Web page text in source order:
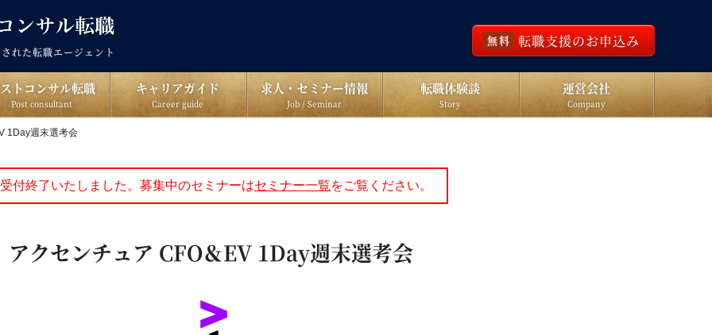
れた転職エージェント
無料 転職支援のお申込み
トコンサル転職
Post consultant
キャリアガイド
Career guide
求人・セミナー情報
Job / Seminar
転職体験談
Story
運営会社
Company
1Day週末選考会
付終了いたしました。募集中のセミナーはセミナー一覧をご覧ください。
クセンチュア CFO＆EV 1Day週末選考会